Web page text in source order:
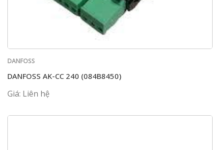
DANFOSS
DANFOSS AK-CC 240 (084B8450)
Giá: Liên hệ